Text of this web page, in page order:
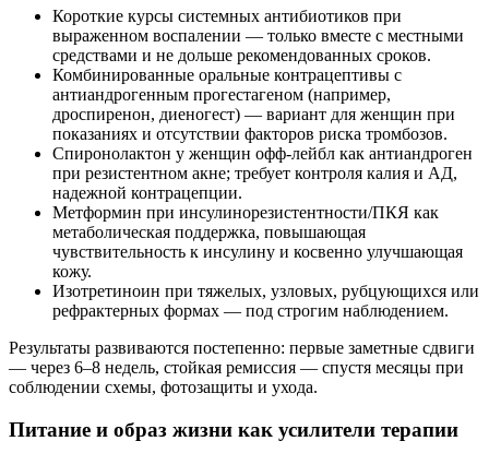
Короткие курсы системных антибиотиков при
выраженном воспалении — только вместе с местными
средствами и не дольше рекомендованных сроков.
Комбинированные оральные контрацептивы с
антиандрогенным прогестагеном (например,
дроспиренон, диеногест) — вариант для женщин при
показаниях и отсутствии факторов риска тромбозов.
Спиронолактон у женщин офф‑лейбл как антиандроген
при резистентном акне; требует контроля калия и АД,
надежной контрацепции.
Метформин при инсулинорезистентности/ПКЯ как
метаболическая поддержка, повышающая
чувствительность к инсулину и косвенно улучшающая
кожу.
Изотретиноин при тяжелых, узловых, рубцующихся или
рефрактерных формах — под строгим наблюдением.
Результаты развиваются постепенно: первые заметные сдвиги
— через 6–8 недель, стойкая ремиссия — спустя месяцы при
соблюдении схемы, фотозащиты и ухода.
Питание и образ жизни как усилители терапии